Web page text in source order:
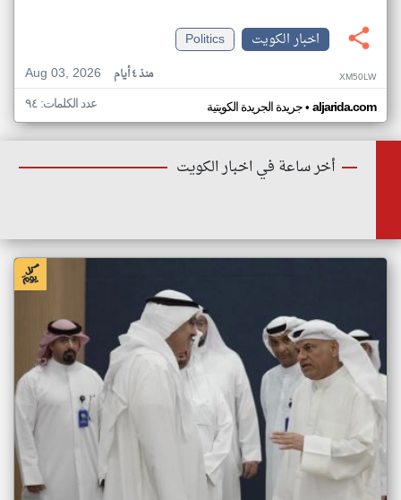
اخبار الكويت
Politics
Aug 03, 2026
منذ ٤ أيام XM50LW
جريدة الجريدة الكويتية• aljarida.com عدد الكلمات: ٩٤
أخر ساعة في اخبار الكويت